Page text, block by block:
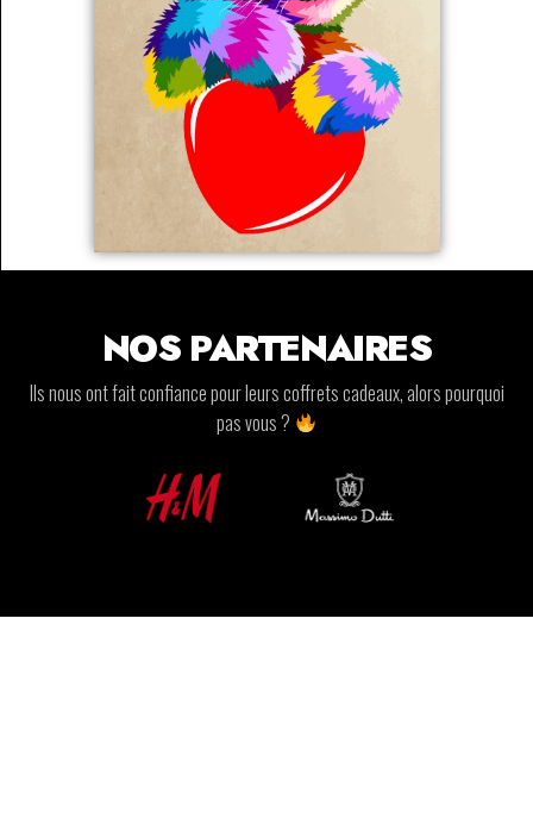
NOS PARTENAIRES
Ils nous ont fait confiance pour leurs coffrets cadeaux, alors pourquoi
pas vous ?